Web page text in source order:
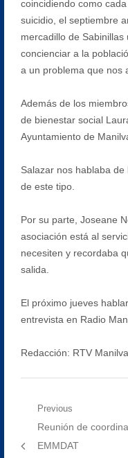
coincidiendo como
suicidio, el septiembre
mercadillo de
concienciar a la
a un problema que nos
Además de los
de bienestar social
Ayuntamiento de
Salazar nos hablaba
de este tipo.
Por su parte, Joseane
asociación está al
necesiten y recordaba
salida.
El próximo jueves
entrevista en Radio
Redacción: RTV Manilva
Navegación
Previous
Previous
post:
Reunión de
EMMDAT